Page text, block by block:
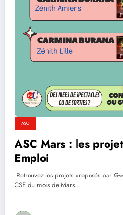
ASC
ASC Mars : les
Emploi
Retrouvez les projets proposés par
CSE du mois de Mars…